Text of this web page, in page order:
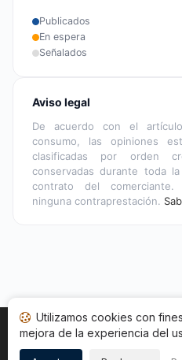
Publicados
En espera
Señalados
Aviso legal
De acuerdo con el
consumo, las opiniones
clasificadas por orden
conservadas durante toda
contrato del
ninguna contraprestación.
Inicio Estado
Utilizamos cookies con
mejora de la experiencia del